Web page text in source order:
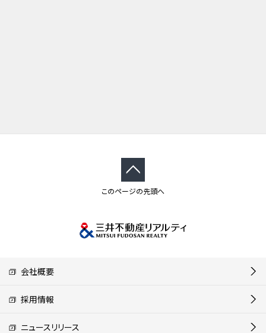
このページの先頭へ
会社概要
採用情報
ニュースリリース